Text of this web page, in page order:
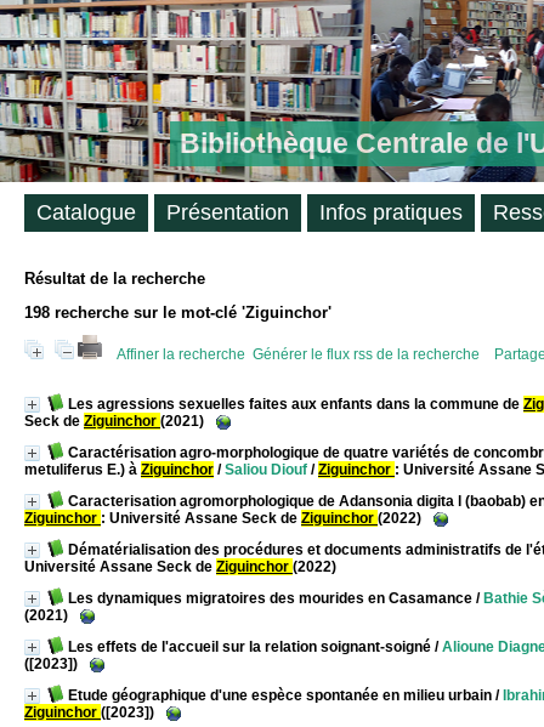
Bibliothèque Centrale de
Résultat de la recherche
198 recherche sur le mot-clé 'Ziguinchor'
Affiner la recherche Générer le flux rss de la recherche
Les agressions sexuelles faites aux enfants dans la commune de
Seck de Ziguinchor (2021)
Caractérisation agro-morphologique de quatre variétés de
metuliferus E.) à Ziguinchor /Saliou Diouf /Ziguinchor : Université Assane
Caracterisation agromorphologique de Adansonia digita l (baobab)
Ziguinchor : Université Assane Seck de Ziguinchor (2022)
Dématérialisation des procédures et documents administratifs de
Université Assane Seck de Ziguinchor (2022)
Les dynamiques migratoires des mourides en Casamance / Bathie
(2021)
Les effets de l'accueil sur la relation soignant-soigné /Alioune
([2023])
Etude géographique d'une espèce spontanée en milieu urbain /
Ziguinchor ([2023])
Catalogue Présentation Infos pratiques